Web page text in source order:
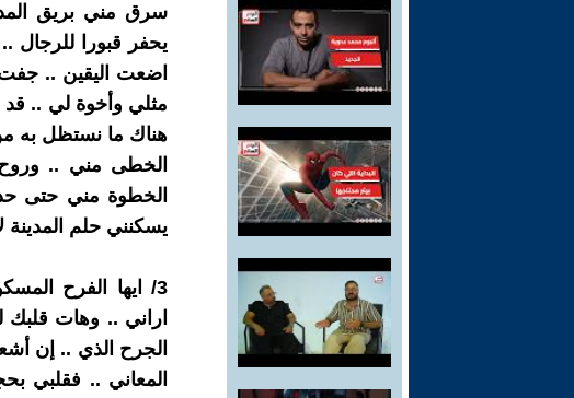
سرق مني بريق
يحفر قبورا
اضعت اليقين .. جفت
مثلي وأخوة لي ..
هناك ما نستظل به
الخطى مني .. وروح
الخطوة مني حتى
يسكنني حلم المدينة
3/ ايها الفرح
اراني .. وهات قلبك
الجرح الذي .. إن
المعاني .. فقلبي